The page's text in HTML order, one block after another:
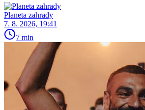
Planeta zahrady
7. 8. 2026, 19:41
7 min